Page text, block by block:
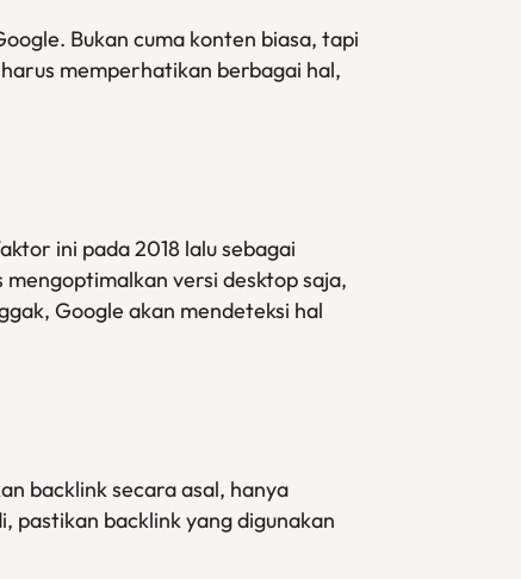
Bukan cuma konten biasa, tapi
memperhatikan berbagai hal,
ini pada 2018 lalu sebagai
versi desktop saja,
Google akan mendeteksi hal
backlink secara asal, hanya
pastikan backlink yang digunakan